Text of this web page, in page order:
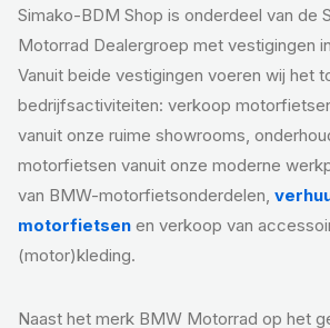
Simako-BDM Shop is onderdeel van de
Motorrad Dealergroep met vestigingen
Vanuit beide vestigingen voeren wij het
bedrijfsactiviteiten: verkoop
vanuit onze ruime showrooms,
motorfietsen vanuit onze moderne
van BMW-motorfietsonderdelen,
motorfietsen en verkoop van
(motor)kleding.
Naast het merk BMW Motorrad op het